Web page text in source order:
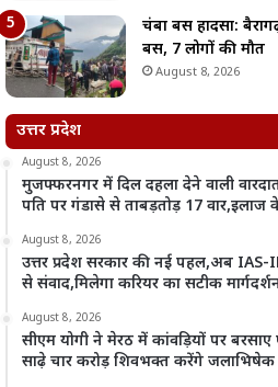
चंबा बस हादसा:
बस, 7 लोगों की मौत
August 8, 2026
उत्तर प्रदेश
August 8, 2026
मुजफ्फरनगर में दिल दहला देने वाली
पति पर गंडासे से ताबड़तोड़ 17 वार,इलाज
August 8, 2026
उत्तर प्रदेश सरकार की नई पहल,अब IAS-
से संवाद,मिलेगा करियर का सटीक
August 8, 2026
सीएम योगी ने मेरठ में कांवड़ियों पर
साढ़े चार करोड़ शिवभक्त करेंगे जलाभिषेक